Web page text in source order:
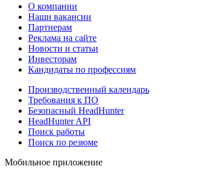
О компании
Наши вакансии
Партнерам
Реклама на сайте
Новости и статьи
Инвесторам
Кандидаты по профессиям
Производственный календарь
Требования к ПО
Безопасный HeadHunter
HeadHunter API
Поиск работы
Поиск по резюме
Мобильное приложение